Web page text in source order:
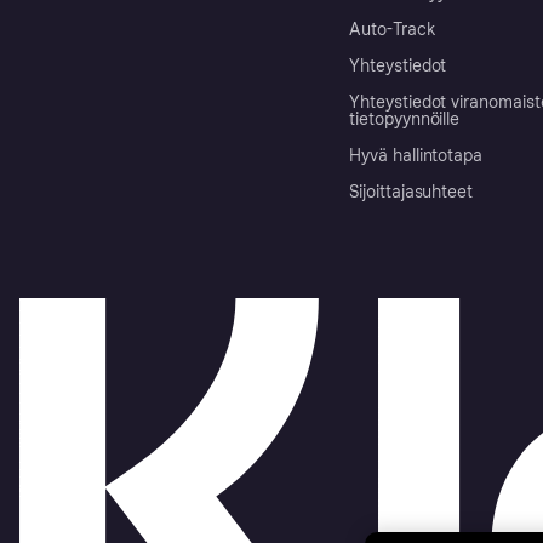
Auto-Track
Yhteystiedot
Yhteystiedot
tietopyynnöille
Hyvä hallintotapa
Sijoittajasuhteet